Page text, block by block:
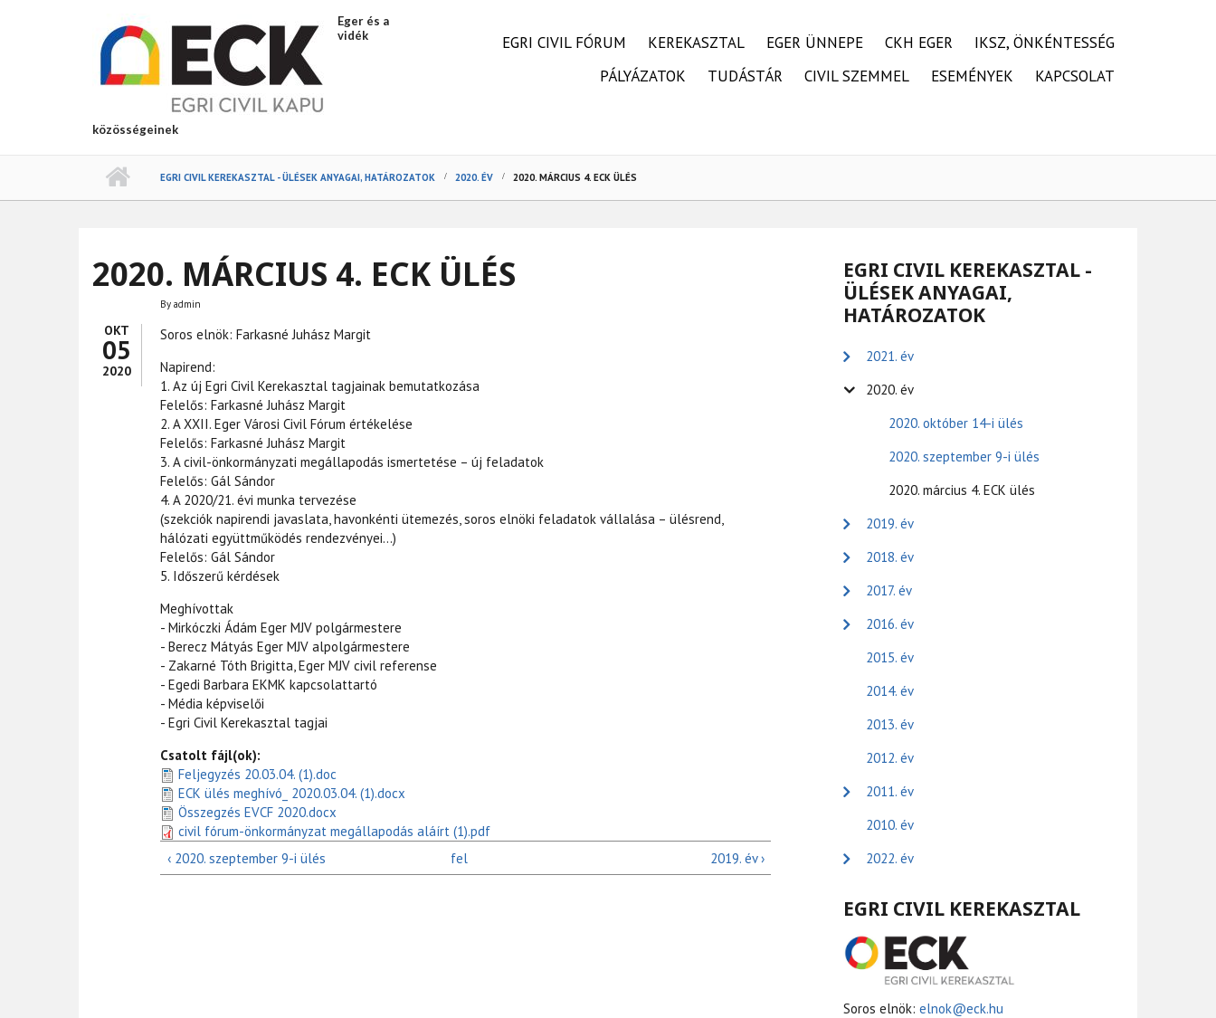
Eger és a
vidék
közösségeinek
FŐMENÜ
EGRI CIVIL FÓRUM KEREKASZTAL EGER ÜNNEPE CKH EGER
IKSZ, ÖNKÉNTESSÉG
PÁLYÁZATOK
TUDÁSTÁR CIVIL SZEMMEL ESEMÉNYEK KAPCSOLAT
EGRI CIVIL KEREKASZTAL - ÜLÉSEK ANYAGAI, HATÁROZATOK 2020. ÉV 2020. MÁRCIUS 4. ECK ÜLÉS
2020. MÁRCIUS 4. ECK ÜLÉS
OKT
05
2020
By admin
Soros elnök: Farkasné Juhász Margit
Napirend:
1. Az új Egri Civil Kerekasztal tagjainak bemutatkozása
Felelős: Farkasné Juhász Margit
2. A XXII. Eger Városi Civil Fórum értékelése
Felelős: Farkasné Juhász Margit
3. A civil-önkormányzati megállapodás ismertetése – új feladatok
Felelős: Gál Sándor
4. A 2020/21. évi munka tervezése
(szekciók napirendi javaslata, havonkénti ütemezés, soros elnöki feladatok vállalása – ülésrend,
hálózati együttműködés rendezvényei…)
Felelős: Gál Sándor
5. Időszerű kérdések
Meghívottak
- Mirkóczki Ádám Eger MJV polgármestere
- Berecz Mátyás Eger MJV alpolgármestere
- Zakarné Tóth Brigitta, Eger MJV civil referense
- Egedi Barbara EKMK kapcsolattartó
- Média képviselői
- Egri Civil Kerekasztal tagjai
Csatolt fájl(ok):
Feljegyzés 20.03.04. (1).doc
ECK ülés meghívó_ 2020.03.04. (1).docx
Összegzés EVCF 2020.docx
civil fórum-önkormányzat megállapodás aláírt (1).pdf
‹ 2020. szeptember 9-i ülés
fel 2019. év ›
EGRI CIVIL KEREKASZTAL -
ÜLÉSEK ANYAGAI,
HATÁROZATOK
2021. év
2020. év
2020. október 14-i ülés
2020. szeptember 9-i ülés
2020. március 4. ECK ülés
2019. év
2018. év
2017. év
2016. év
2015. év
2014. év
2013. év
2012. év
2011. év
2010. év
2022. év
EGRI CIVIL KEREKASZTAL
Soros elnök: elnok@eck.hu